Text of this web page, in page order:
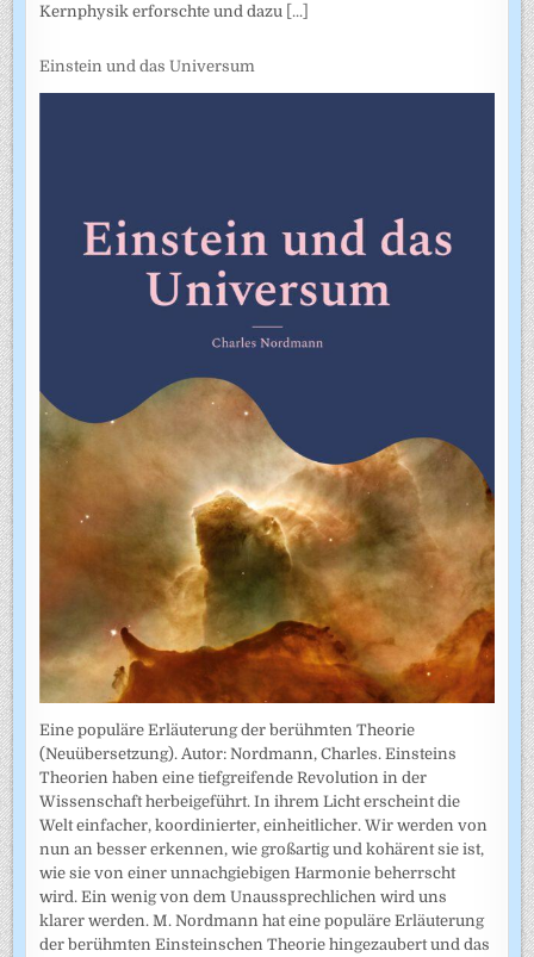
Kernphysik erforschte und dazu [...]
Einstein und das Universum
Eine populäre Erläuterung der berühmten Theorie
(Neuübersetzung). Autor: Nordmann, Charles. Einsteins
Theorien haben eine tiefgreifende Revolution in der
Wissenschaft herbeigeführt. In ihrem Licht erscheint die
Welt einfacher, koordinierter, einheitlicher. Wir werden von
nun an besser erkennen, wie großartig und kohärent sie ist,
wie sie von einer unnachgiebigen Harmonie beherrscht
wird. Ein wenig von dem Unaussprechlichen wird uns
klarer werden. M. Nordmann hat eine populäre Erläuterung
der berühmten Einsteinschen Theorie hingezaubert und das